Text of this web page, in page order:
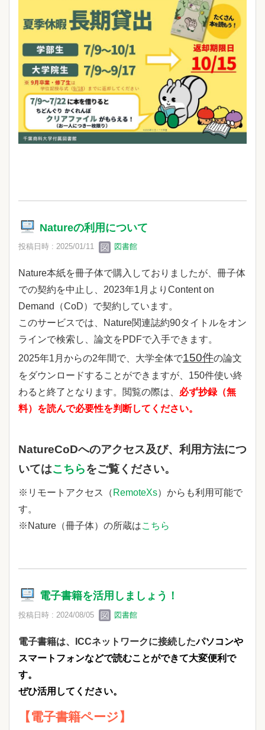
Natureの利用について
投稿日時 : 2025/01/11 図書館
Nature本紙を冊子体で購入しておりましたが、冊子体
での契約を中止し、2023年1月よりContent on
Demand（CoD）で契約しています。
このサービスでは、Nature関連誌約90タイトルをオン
ラインで検索し、論文をPDFで入手できます。
2025年1月からの2年間で、大学全体で150件の論文
をダウンロードすることができますが、150件使い終
わると終了となります。閲覧の際は、 必ず抄録（無
料）を読んで必要性を判断してください。
NatureCoDへのアクセス及び、利用方法につ
いてはこちらをご覧ください。
※リモートアクセス（ RemoteXs）からも利用可能で
す。
※Nature（冊子体）の所蔵はこちら
電子書籍を活用しましょう！
投稿日時 : 2024/08/05 図書館
電子書籍は、ICCネットワークに接続したパソコンや
スマートフォンなどで読むことができて大変便利で
す。
ぜひ活用してください。
【電子書籍ページ】